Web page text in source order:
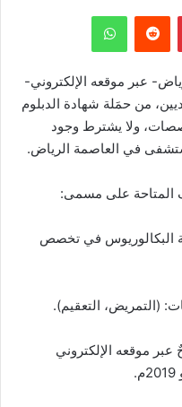
بينتيريست
عبر موقعه الإلكتروني-
من حمَلة شهادة الدبلوم
ولا يشترط وجود
في العاصمة الرياض.
المتاحة على مسمى:
البكالوريوس في تخصص
(التمريض، التعقيم).
موقعه الإلكتروني